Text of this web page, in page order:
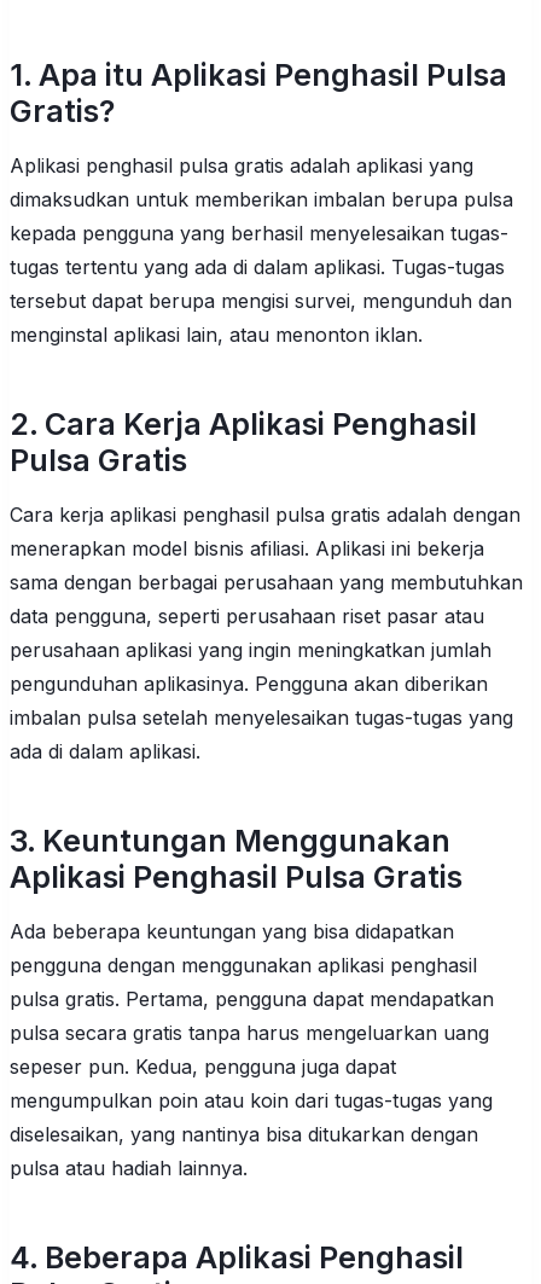
1. Apa itu Aplikasi Penghasil Pulsa
Gratis?
Aplikasi penghasil pulsa gratis adalah aplikasi yang
dimaksudkan untuk memberikan imbalan berupa pulsa
kepada pengguna yang berhasil menyelesaikan tugas-
tugas tertentu yang ada di dalam aplikasi. Tugas-tugas
tersebut dapat berupa mengisi survei, mengunduh dan
menginstal aplikasi lain, atau menonton iklan.
2. Cara Kerja Aplikasi Penghasil
Pulsa Gratis
Cara kerja aplikasi penghasil pulsa gratis adalah dengan
menerapkan model bisnis afiliasi. Aplikasi ini bekerja
sama dengan berbagai perusahaan yang membutuhkan
data pengguna, seperti perusahaan riset pasar atau
perusahaan aplikasi yang ingin meningkatkan jumlah
pengunduhan aplikasinya. Pengguna akan diberikan
imbalan pulsa setelah menyelesaikan tugas-tugas yang
ada di dalam aplikasi.
3. Keuntungan Menggunakan
Aplikasi Penghasil Pulsa Gratis
Ada beberapa keuntungan yang bisa didapatkan
pengguna dengan menggunakan aplikasi penghasil
pulsa gratis. Pertama, pengguna dapat mendapatkan
pulsa secara gratis tanpa harus mengeluarkan uang
sepeser pun. Kedua, pengguna juga dapat
mengumpulkan poin atau koin dari tugas-tugas yang
diselesaikan, yang nantinya bisa ditukarkan dengan
pulsa atau hadiah lainnya.
4. Beberapa Aplikasi Penghasil